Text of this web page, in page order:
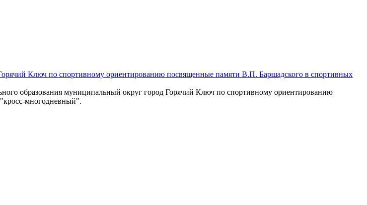
Ключ по спортивному ориентированию посвященные памяти В.П. Баршадского в спортивных
образования муниципальный округ город Горячий Ключ по спортивному ориентированию
многодневный".